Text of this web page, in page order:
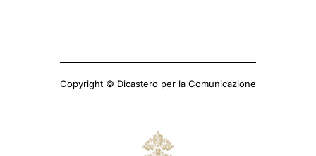
Copyright © Dicastero per la Comunicazione